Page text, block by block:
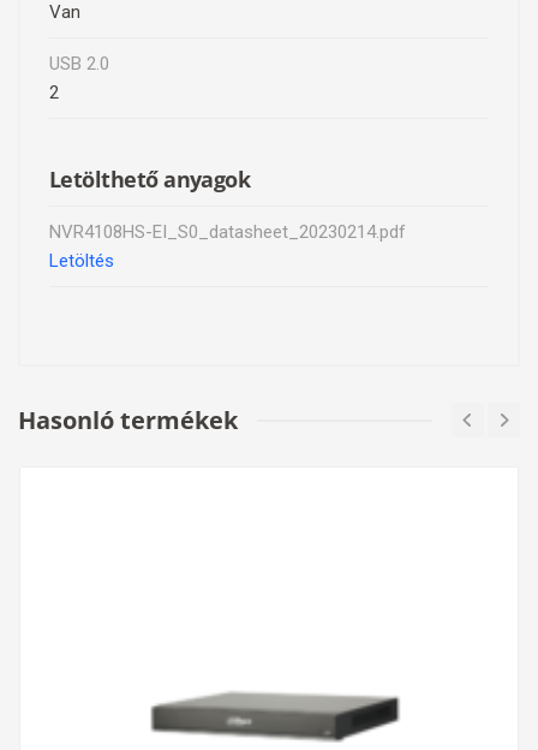
Van
USB 2.0
2
Letölthető anyagok
NVR4108HS-EI_S0_datasheet_20230214.pdf
Letöltés
Hasonló termékek